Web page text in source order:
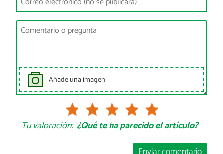
Añade una imagen
Tu valoración: ¿Qué te ha parecido el artículo?